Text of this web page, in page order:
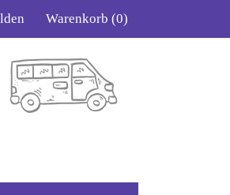
Warenkorb (0)